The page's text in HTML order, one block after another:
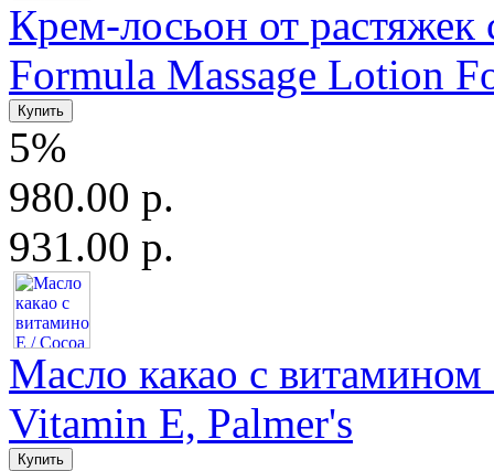
Крем-лосьон от
Formula Massage Lotion
5%
980.00 р.
931.00 р.
Масло какао с
Vitamin E, Palmer's